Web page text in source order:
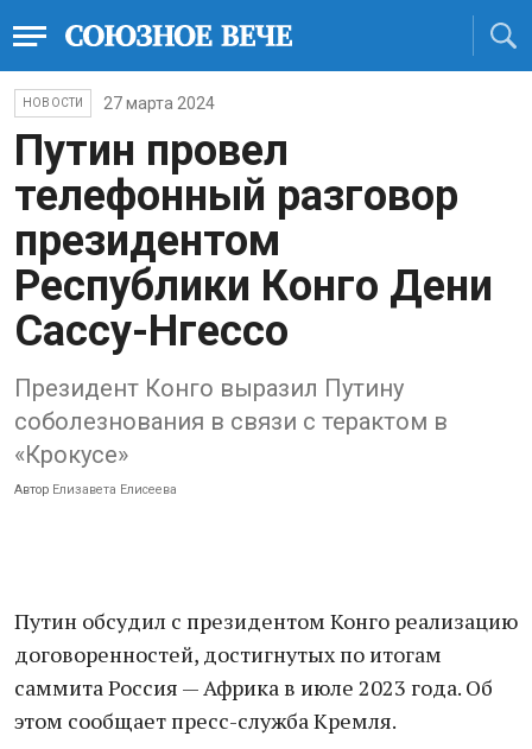
НОВОСТИ 27 марта 2024
Путин провел
телефонный разговор
президентом
Республики Конго Дени
Сассу-Нгессо
Президент Конго выразил Путину
соболезнования в связи с терактом в
«Крокусе»
Автор Елизавета Елисеева
Путин обсудил с президентом Конго реализацию
договоренностей, достигнутых по итогам
саммита Россия — Африка в июле 2023 года. Об
этом сообщает пресс-служба Кремля.